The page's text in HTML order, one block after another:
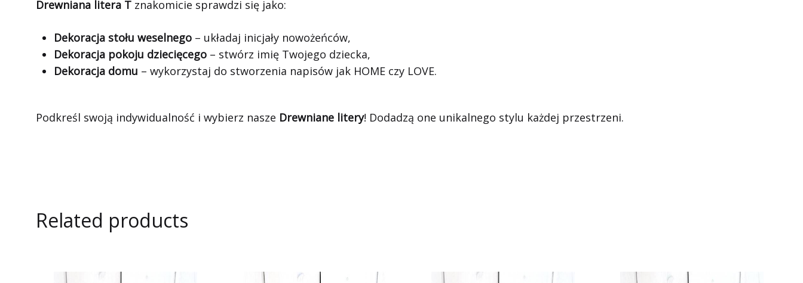
Drewniana litera T znakomicie sprawdzi się jako:
Dekoracja stołu weselnego – układaj inicjały nowożeńców,
Dekoracja pokoju dziecięcego – stwórz imię Twojego dziecka,
Dekoracja domu – wykorzystaj do stworzenia napisów jak HOME czy LOVE.
Podkreśl swoją indywidualność i wybierz nasze Drewniane litery! Dodadzą one unikalnego stylu każdej przestrzeni.
Related products